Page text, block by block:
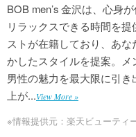
BOB men’s 金沢は、心身
リラックスできる時間を
ストが在籍しており、あ
かしたスタイルを提案。メ
男性の魅力を最大限に引
上が...View More »
※情報提供元：楽天ビューティ